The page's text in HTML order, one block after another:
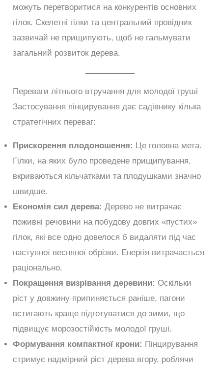
можуть перетворитися на конкурентів основних
гілок. Скелетні гілки та центральний провідник
зазвичай не прищипують, щоб не гальмувати
загальний розвиток дерева.
Переваги літнього втручання для молодої груші
Застосування пінцирування дає садівнику кілька
стратегічних переваг:
Прискорення плодоношення: Це головна мета.
Гілки, на яких було проведене прищипування,
вкриваються кільчатками та плодушками значно
швидше.
Економія сил дерева: Дерево не витрачає
поживні речовини на побудову довгих «пустих»
гілок, які все одно довелося б видаляти під час
наступної весняної обрізки. Енергія витрачається
раціонально.
Покращення визрівання деревини: Оскільки
ріст у довжину припиняється раніше, пагони
встигають краще підготуватися до зими, що
підвищує морозостійкість молодої груші.
Формування компактної крони: Пінцирування
стримує надмірний ріст дерева вгору, роблячи